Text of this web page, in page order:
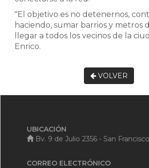
"El objetivo es no detenernos,
haciendo, sumar barrios y metros
llegar a todos los vecinos de la
Enrico.
VOLVER
UBICACIÓN
Bv. 9 de Julio 2356 - San
CORREO ELECTRÓNICO